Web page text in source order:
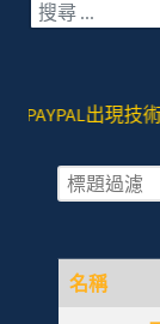
搜索
出現技術問題
標題過濾
名稱